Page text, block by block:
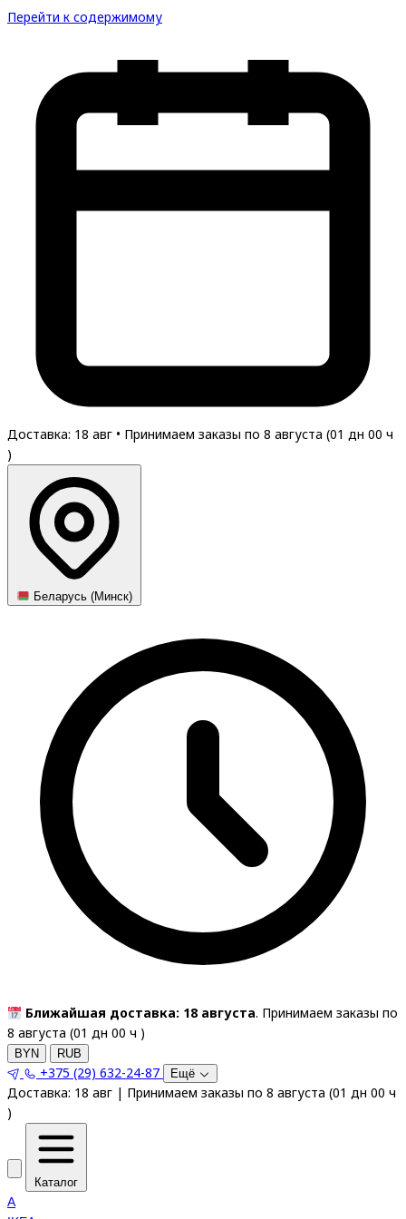
Перейти к содержимому
Доставка: 18 авг • Принимаем заказы по 8 августа (01 дн 00 ч
)
Беларусь (Минск)
Ближайшая доставка: 18 августа. Принимаем заказы по
8 августа (01 дн 00 ч )
BYN RUB
+375 (29) 632-24-87 Ещё
Доставка: 18 авг | Принимаем заказы по 8 августа (01 дн 00 ч
)
Каталог
A